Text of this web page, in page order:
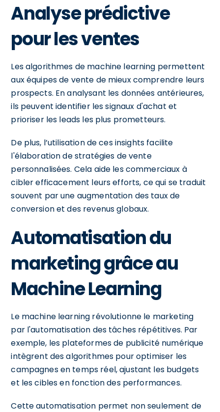
Analyse prédictive
pour les ventes
Les algorithmes de machine learning permettent
aux équipes de vente de mieux comprendre leurs
prospects. En analysant les données antérieures,
ils peuvent identifier les signaux d'achat et
prioriser les leads les plus prometteurs.
De plus, l’utilisation de ces insights facilite
l'élaboration de stratégies de vente
personnalisées. Cela aide les commerciaux à
cibler efficacement leurs efforts, ce qui se traduit
souvent par une augmentation des taux de
conversion et des revenus globaux.
Automatisation du
marketing grâce au
Machine Learning
Le machine learning révolutionne le marketing
par l'automatisation des tâches répétitives. Par
exemple, les plateformes de publicité numérique
intègrent des algorithmes pour optimiser les
campagnes en temps réel, ajustant les budgets
et les cibles en fonction des performances.
Cette automatisation permet non seulement de